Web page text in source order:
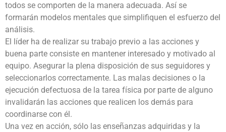
todos se comporten de la manera adecuada. Así se
formarán modelos mentales que simplifiquen el esfuerzo del
análisis.
El líder ha de realizar su trabajo previo a las acciones y
buena parte consiste en mantener interesado y motivado al
equipo. Asegurar la plena disposición de sus seguidores y
seleccionarlos correctamente. Las malas decisiones o la
ejecución defectuosa de la tarea física por parte de alguno
invalidarán las acciones que realicen los demás para
coordinarse con él.
Una vez en acción, sólo las enseñanzas adquiridas y la